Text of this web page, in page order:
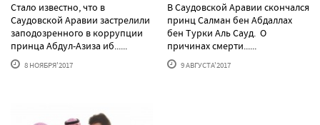
Стало известно, что в
Саудовской Аравии застрелили
заподозренного в коррупции
принца Абдул-Азиза иб......
8 НОЯБРЯ'2017
В Саудовской Аравии скончался
принц Салман бен Абдаллах
бен Турки Аль Сауд. О
причинах смерти......
9 АВГУСТА'2017